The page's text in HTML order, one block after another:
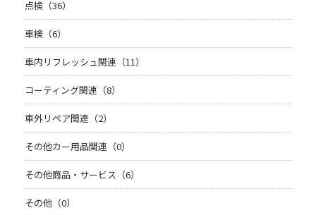
点検（36）
車検（6）
車内リフレッシュ関連（11）
コーティング関連（8）
車外リペア関連（2）
その他カー用品関連（0）
その他商品・サービス（6）
その他（0）